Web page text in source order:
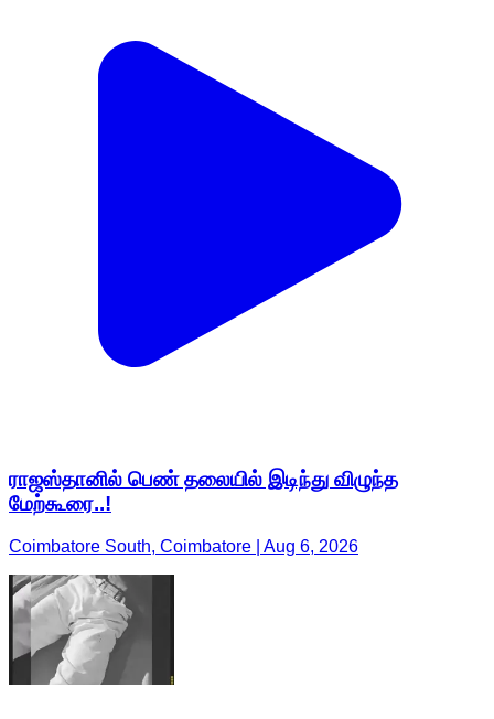
ராஜஸ்தானில் பெண் தலையில் இடிந்து விழுந்த
மேற்கூரை..!
Coimbatore South, Coimbatore | Aug 6, 2026